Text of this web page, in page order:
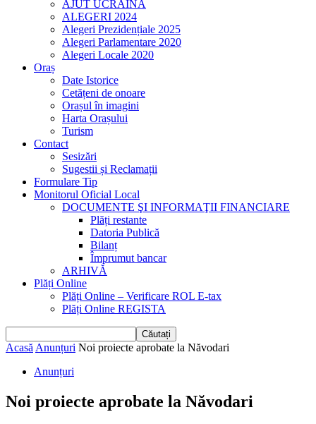
AJUT UCRAINA
ALEGERI 2024
Alegeri Prezidențiale 2025
Alegeri Parlamentare 2020
Alegeri Locale 2020
Oraș
Date Istorice
Cetățeni de onoare
Orașul în imagini
Harta Orașului
Turism
Contact
Sesizări
Sugestii și Reclamații
Formulare Tip
Monitorul Oficial Local
DOCUMENTE ŞI INFORMAŢII FINANCIARE
Plăți restante
Datoria Publică
Bilanț
Împrumut bancar
ARHIVĂ
Plăți Online
Plăți Online – Verificare ROL E-tax
Plăți Online REGISTA
Acasă Anunțuri Noi proiecte aprobate la Năvodari
Anunțuri
Noi proiecte aprobate la Năvodari